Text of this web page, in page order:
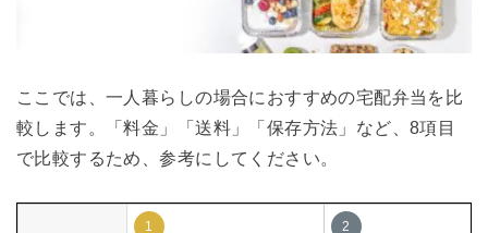
ここでは、一人暮らしの場合におすすめの宅配弁当を比
較します。「料金」「送料」「保存方法」など、8項目
で比較するため、参考にしてください。